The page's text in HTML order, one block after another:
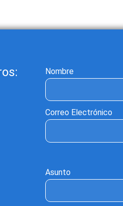
Nombre
Correo Electrónico
Asunto